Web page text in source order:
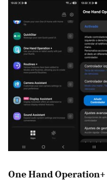
One Hand Operation+